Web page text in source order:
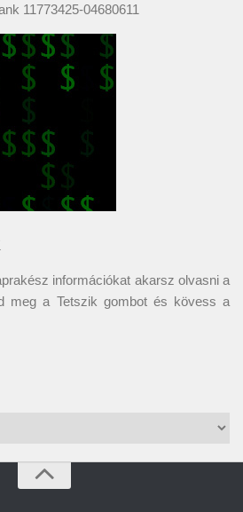
11773425-04680611
információkat akarsz olvasni a
meg a Tetszik gombot és kövess a